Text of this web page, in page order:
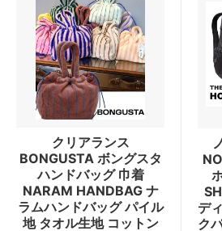
クリアランス
BONGUSTA ボングスタ
ハンドバッグ 巾着
NARAM HANDBAG ナ
ラムハンドバッグ パイル
地 タオル生地 コットン
デ
ク